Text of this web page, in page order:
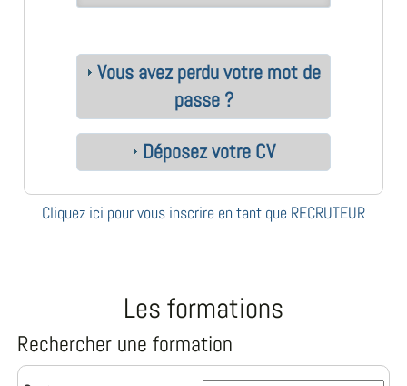
Vous avez perdu votre mot de
passe ?
Déposez votre CV
Cliquez ici pour vous inscrire en tant que RECRUTEUR
Les formations
Rechercher une formation